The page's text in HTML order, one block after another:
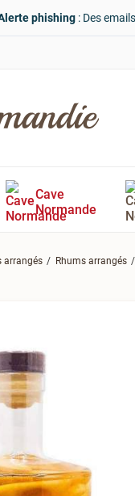
phishing: Des
Cave
Normande
arrangés Rhums arrangés